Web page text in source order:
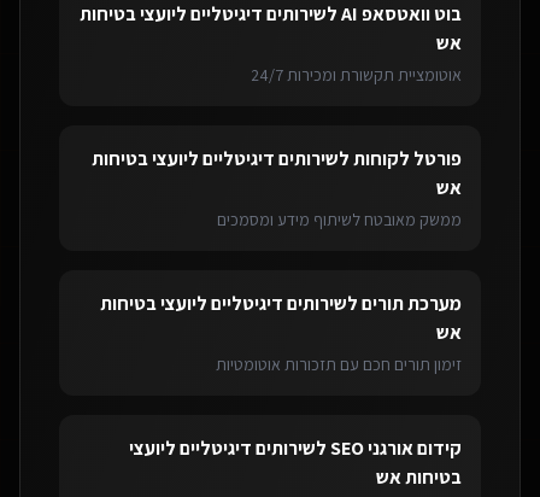
בוט וואטסאפ AI לשירותים דיגיטליים ליועצי בטיחות
אש
אוטומציית תקשורת ומכירות 24/7
פורטל לקוחותלשירותים דיגיטליים ליועצי בטיחות
אש
ממשק מאובטח לשיתוף מידע ומסמכים
מערכת תוריםלשירותים דיגיטליים ליועצי בטיחות
אש
זימון תורים חכם עם תזכורות אוטומטיות
קידום אורגני SEO לשירותים דיגיטליים ליועצי
בטיחות אש